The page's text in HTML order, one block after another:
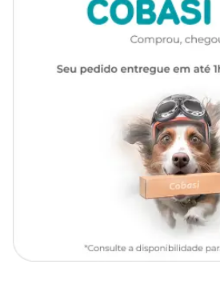
Modo de usar
Contém um aplicador especial que deve
Lactoperoxidase, Lactoferrina, Lisozina,
Superoxido dismutase, Amilase, Glico